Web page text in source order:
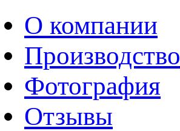
О компании
Производство
Фотография
Отзывы